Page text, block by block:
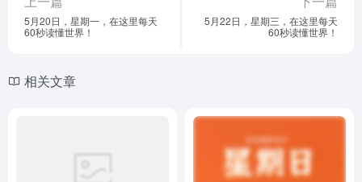
5月20日，星期一，在这里每天
60秒读懂世界！
5月22日，星期三，在这里每天
60秒读懂世界！
相关文章